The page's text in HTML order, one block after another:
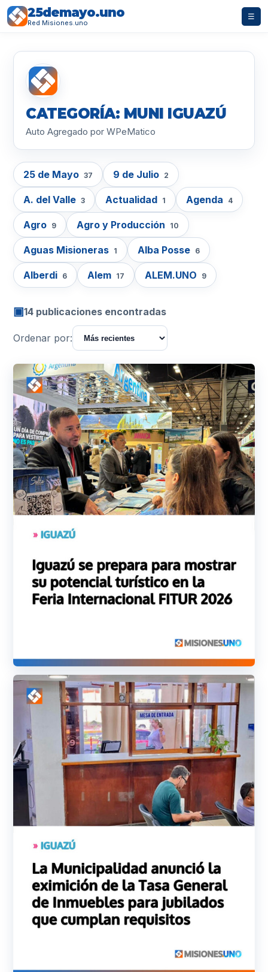
25demayo.uno
Red Misiones.uno
☰
CATEGORÍA: MUNI IGUAZÚ
Auto Agregado por WPeMatico
25 de Mayo 37 9 de Julio 2
A. del Valle 3 Actualidad 1 Agenda 4
Agro 9 Agro y Producción 10
Aguas Misioneras 1 Alba Posse 6
Alberdi 6 Alem 17 ALEM.UNO 9
▣14 publicaciones encontradas
Ordenar por: